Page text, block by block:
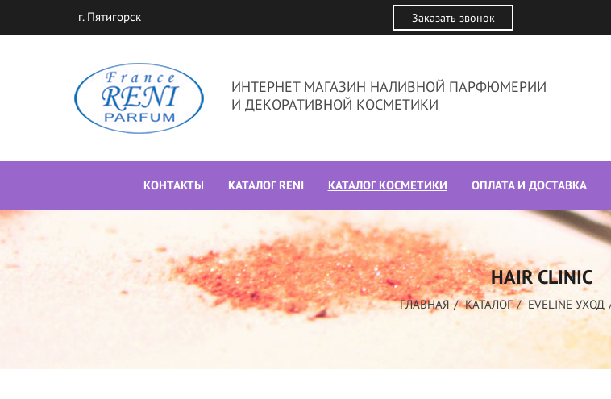
г. Пятигорск Заказать звонок
ИНТЕРНЕТ МАГАЗИН НАЛИВНОЙ ПАРФЮМЕРИИ
И ДЕКОРАТИВНОЙ КОСМЕТИКИ
КОНТАКТЫ КАТАЛОГ RENI КАТАЛОГ КОСМЕТИКИ ОПЛАТА И ДОСТАВКА
HAIR CLINIC
ГЛАВНАЯ КАТАЛОГ EVELINE УХОД